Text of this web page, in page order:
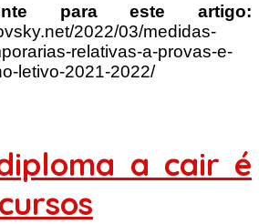
para este artigo:
2022/03/medidas-
relativas-a-provas-e-
letivo-2021-2022/
a cair é